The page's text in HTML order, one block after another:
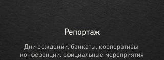
Репортаж
Дни рождении, банкеты, корпоративы,
конференции, официальные мероприятия